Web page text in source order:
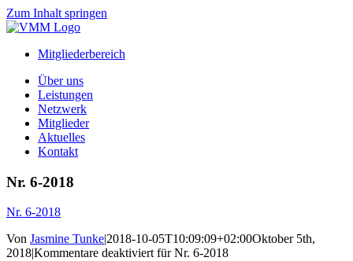
Zum Inhalt springen
Mitgliederbereich
Über uns
Leistungen
Netzwerk
Mitglieder
Aktuelles
Kontakt
Nr. 6-2018
Nr. 6-2018
Von Jasmine Tunke|2018-10-05T10:09:09+02:00Oktober 5th,
2018|Kommentare deaktiviertfür Nr. 6-2018